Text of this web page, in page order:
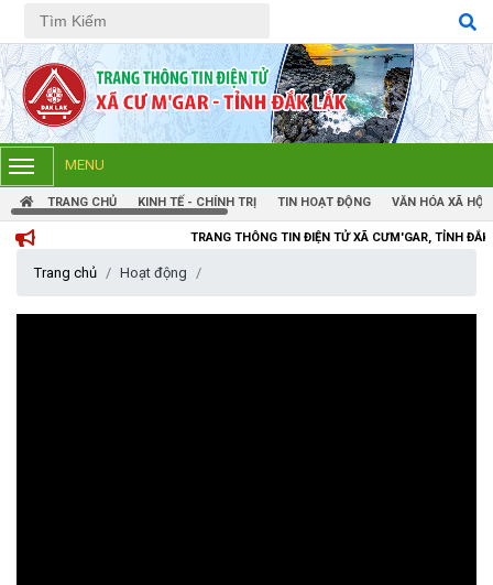
Tiếng Việt Tiếng Anh
MENU
TRANG CHỦ KINH TẾ - CHÍNH TRỊ TIN HOẠT ĐỘNG VĂN HÓA XÃ HỘI
TRANG THÔNG TIN ĐIỆN TỬ XÃ CƯM'GAR, TỈNH ĐẮK LẮK
Trang chủ Hoạt động